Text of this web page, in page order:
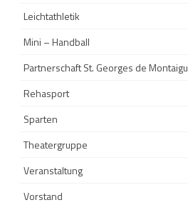
Leichtathletik
Mini – Handball
Partnerschaft St. Georges de Montaigu
Rehasport
Sparten
Theatergruppe
Veranstaltung
Vorstand